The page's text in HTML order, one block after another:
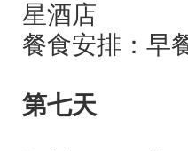
星酒店
餐食安排：早
第七天